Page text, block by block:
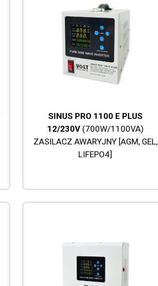
SINUS PRO 1100 E PLUS
12/230V(700W/1100VA)
ZASILACZ AWARYJNY [AGM, GEL,
LIFEPO4]